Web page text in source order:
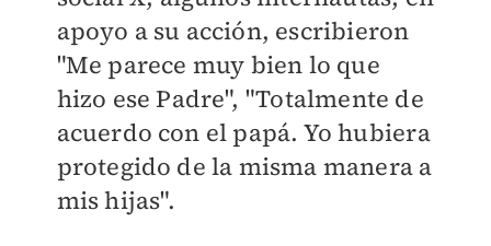
apoyo a su acción, escribieron
"Me parece muy bien lo que
hizo ese Padre", "Totalmente de
acuerdo con el papá. Yo hubiera
protegido de la misma manera a
mis hijas".